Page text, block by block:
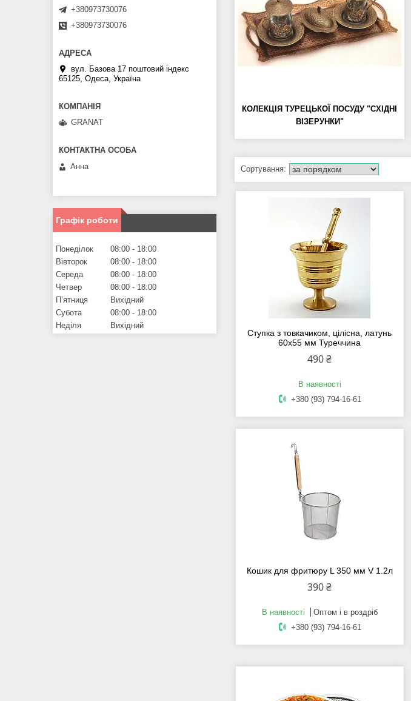
КОЛЕКЦІЯ ТУРЕЦЬКОЇ ПОСУДУ "СХІДНІ
ВІЗЕРУНКИ"
Ступка з товкачиком, цілісна, латунь
60х55 мм Туреччина
490 ₴
В наявності
+380 (93) 794-16-61
Кошик для фритюру L 350 мм V 1.2л
390 ₴
В наявності
Оптом і в роздріб
+380 (93) 794-16-61
+380973730076
+380973730076
вул. Базова 17 поштовий індекс
65125, Одеса, Україна
GRANAT
Анна
Графік роботи
Понеділок 08:00
18:00
Вівторок
08:00
18:00
Середа
08:00
18:00
Четвер
08:00
18:00
Пʼятниця
Вихідний
Субота
08:00
18:00
Неділя
Вихідний